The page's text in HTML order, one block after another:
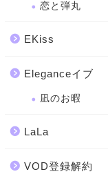
恋と弾丸
EKiss
Eleganceイブ
凪のお暇
LaLa
VOD登録解約